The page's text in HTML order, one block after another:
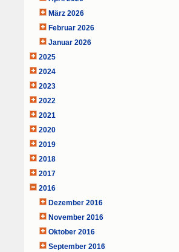
März 2026
Februar 2026
Januar 2026
2025
2024
2023
2022
2021
2020
2019
2018
2017
2016
Dezember 2016
November 2016
Oktober 2016
September 2016